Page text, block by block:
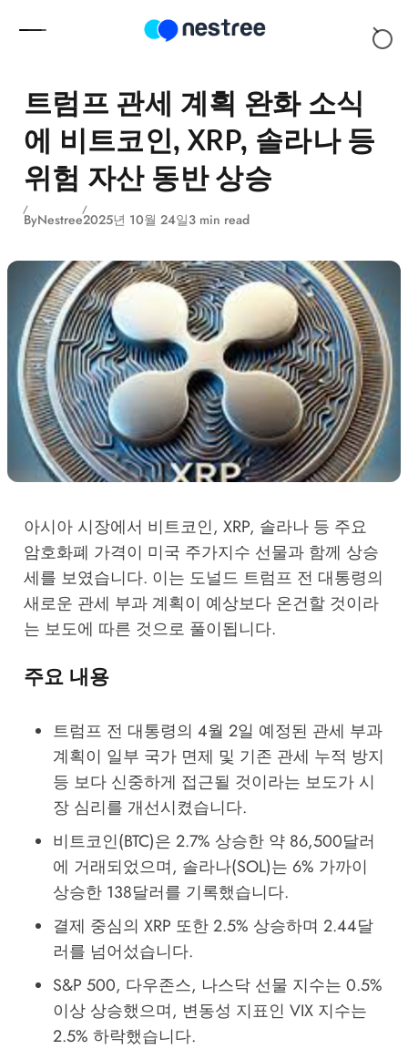
트럼프 관세 계획 완화 소식
에 비트코인, XRP, 솔라나 등
위험 자산 동반 상승
ByNestree2025년 10월 24일3 min read
아시아 시장에서 비트코인, XRP, 솔라나 등 주요
암호화폐 가격이 미국 주가지수 선물과 함께 상승
세를 보였습니다. 이는 도널드 트럼프 전 대통령의
새로운 관세 부과 계획이 예상보다 온건할 것이라
는 보도에 따른 것으로 풀이됩니다.
주요 내용
트럼프 전 대통령의 4월 2일 예정된 관세 부과
계획이 일부 국가 면제 및 기존 관세 누적 방지
등 보다 신중하게 접근될 것이라는 보도가 시
장 심리를 개선시켰습니다.
비트코인(BTC)은 2.7% 상승한 약 86,500달러
에 거래되었으며, 솔라나(SOL)는 6% 가까이
상승한 138달러를 기록했습니다.
결제 중심의 XRP 또한 2.5% 상승하며 2.44달
러를 넘어섰습니다.
S&P 500, 다우존스, 나스닥 선물 지수는 0.5%
이상 상승했으며, 변동성 지표인 VIX 지수는
2.5% 하락했습니다.